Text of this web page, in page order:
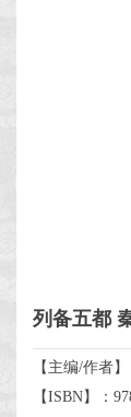
列备五都
【主编/作者
【ISBN】：